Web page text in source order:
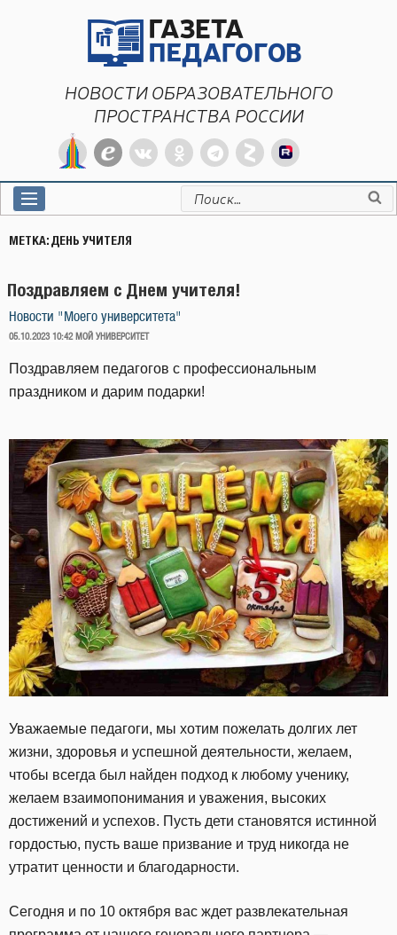
НОВОСТИ ОБРАЗОВАТЕЛЬНОГО
ПРОСТРАНСТВА РОССИИ
Искать:
МЕТКА:ДЕНЬ УЧИТЕЛЯ
Поздравляем с Днем учителя!
Новости "Моего университета"
ОПУБЛИКОВАНО
05.10.2023 10:42 МОЙ УНИВЕРСИТЕТ
Поздравляем педагогов с профессиональным
праздником и дарим подарки!
Уважаемые педагоги, мы хотим пожелать долгих лет
жизни, здоровья и успешной деятельности, желаем,
чтобы всегда был найден подход к любому ученику,
желаем взаимопонимания и уважения, высоких
достижений и успехов. Пусть дети становятся истинной
гордостью, пусть ваше призвание и труд никогда не
утратит ценности и благодарности.
Сегодня и по 10 октября вас ждет развлекательная